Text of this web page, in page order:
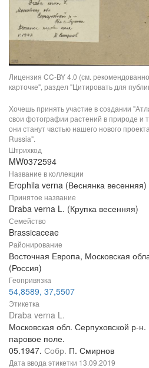
Лицензия CC-BY 4.0 (см.
карточке", раздел "Цитировать для
Хочешь принять участие в создании
свои фотографии растений в природе и
они станут частью нашего нового
Russia".
Штрихкод
MW0372594
Название в коллекции
Erophila verna (Веснянка весенняя)
Принятое название
Draba verna L. (Крупка весенняя)
Семейство
Brassicaceae
Районирование
Восточная Европа, Московская
(Россия)
Геопривязка
54,8589, 37,5507
Этикетка
Draba verna L.
Московская обл. Серпуховской р-
паровое поле.
05.1947. Собр. П. Смирнов
Дата ввода этикетки 13.09.2019